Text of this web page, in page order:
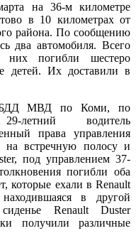
на 36-м километре
в 10 километрах от
района. По сообщению
два автомобиля. Всего
них погибли шестеро
детей. Их доставили в
МВД по Коми, по
летний водитель
права управления
встречную полосу и
под управлением 37-
погибли оба
которые ехали в Renault
в другой
Renault Duster
получили различные